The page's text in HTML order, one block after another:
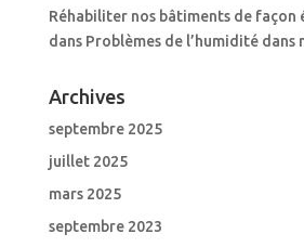
Réhabiliter nos bâtiments de façon
dans Problèmes de l’humidité dans
Archives
septembre 2025
juillet 2025
mars 2025
septembre 2023